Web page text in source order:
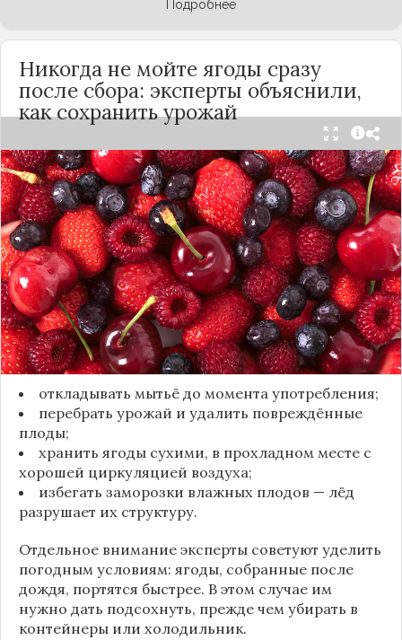
Подробнее
Никогда не мойте ягоды сразу
после сбора: эксперты объяснили,
как сохранить урожай
Мытьё ягод сразу после сбора может обернуться
полной потерей урожая. Как отмечает канал
«Сделай сам», на поверхности плодов есть
естественный восковой налёт, который играет
роль природного барьера. Он защищает ягоды
от пересыхания, бактерий и плесени. При
смывании этого слоя плоды быстро начинают
темнеть, покрываться налётом и терять вкус.
Чтобы ягоды сохранили свежесть, специалисты
рекомендуют:
откладывать мытьё до момента употребления;
перебрать урожай и удалить повреждённые
плоды;
хранить ягоды сухими, в прохладном месте с
хорошей циркуляцией воздуха;
избегать заморозки влажных плодов — лёд
разрушает их структуру.
Отдельное внимание эксперты советуют уделить
погодным условиям: ягоды, собранные после
дождя, портятся быстрее. В этом случае им
нужно дать подсохнуть, прежде чем убирать в
контейнеры или холодильник.